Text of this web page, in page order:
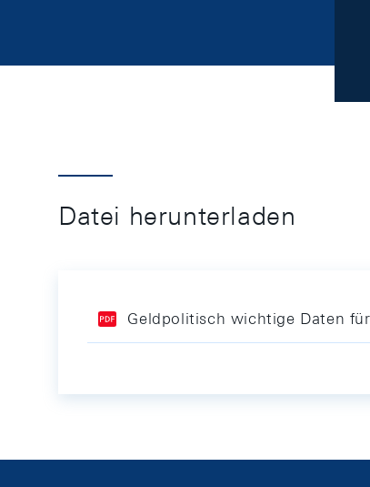
Datei herunterladen
Geldpolitisch wichtige Daten